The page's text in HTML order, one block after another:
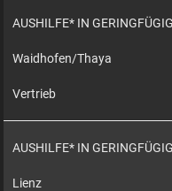
AUSHILFE* IN
Waidhofen/Thaya
Vertrieb
AUSHILFE* IN
Lienz